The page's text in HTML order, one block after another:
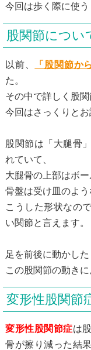
今回は歩く際に使う
股関節につい
以前、 「股関節か
た。
その中で詳しく股
今回はさっくりとお
股関節は「大腿骨
れていて、
大腿骨の上部はボー
骨盤は受け皿のよう
こうした形状なの
い関節と言えます。
足を前後に動かし
この股関節の動きに
変形性股関節
変形性股関節症は
骨が擦り減った結